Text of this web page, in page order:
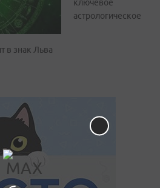
ключевое
астрологическое
в знак Льва